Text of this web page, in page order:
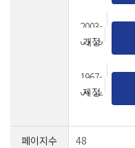
2003-
05-19
개정
1967-
04-12
제정
페이지수 48